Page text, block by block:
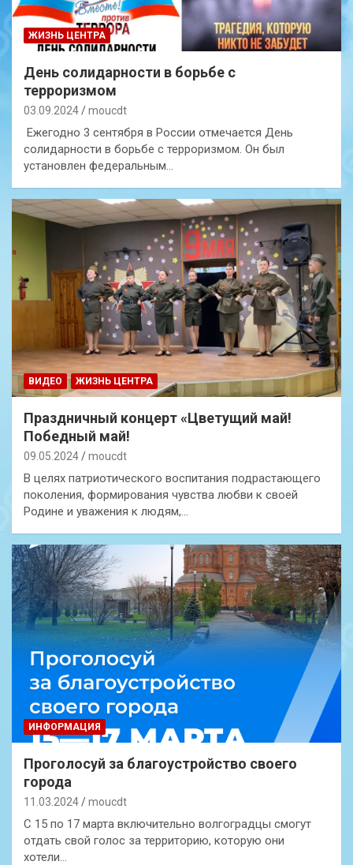
ЖИЗНЬ ЦЕНТРА
День солидарности в борьбе с
терроризмом
03.09.2024 moucdt
Ежегодно 3 сентября в России отмечается День
солидарности в борьбе с терроризмом. Он был
установлен федеральным…
ВИДЕО ЖИЗНЬ ЦЕНТРА
Праздничный концерт «Цветущий май!
Победный май!
09.05.2024 moucdt
В целях патриотического воспитания подрастающего
поколения, формирования чувства любви к своей
Родине и уважения к людям,…
ИНФОРМАЦИЯ
Проголосуй за благоустройство своего
города
11.03.2024 moucdt
️С 15 по 17 марта включительно волгоградцы смогут
отдать свой голос за территорию, которую они
хотели…